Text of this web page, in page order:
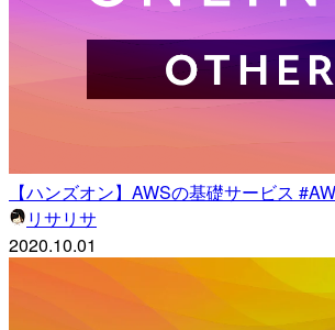
【ハンズオン】AWSの基礎サービス
リサリサ
2020.10.01